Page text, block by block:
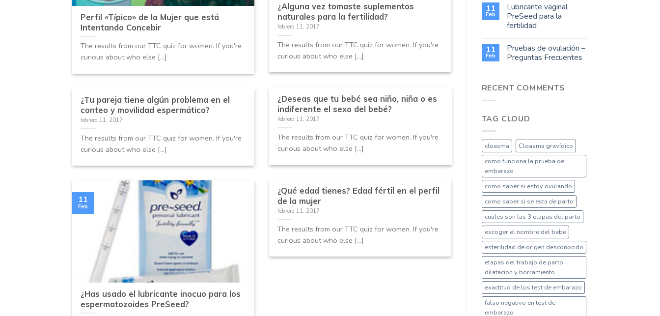
Perfil «Típico» de la Mujer que está
Intentando Concebir
The results from our TTC quiz for women. If you're
curious about who else [...]
¿Alguna vez tomaste suplementos
naturales para la fertilidad?
febrero 11, 2017
The results from our TTC quiz for women. If you're
curious about who else [...]
¿Deseas que tu bebé sea niño, niña o es
indiferente el sexo del bebé?
febrero 11, 2017
The results from our TTC quiz for women. If you're
curious about who else [...]
¿Tu pareja tiene algún problema en el
conteo y movilidad espermático?
febrero 11, 2017
The results from our TTC quiz for women. If you're
curious about who else [...]
¿Qué edad tienes? Edad fértil en el perfil
de la mujer
febrero 11, 2017
The results from our TTC quiz for women. If you're
curious about who else [...]
¿Has usado el lubricante inocuo para los
espermatozoides PreSeed?
11
Feb
11
Feb
Lubricante vaginal
PreSeed para la
fertilidad
11
Feb
Pruebas de ovulación –
Preguntas Frecuentes
RECENT COMMENTS
TAG CLOUD
cloasma
Cloasma gravídico
como funciona la prueba de
embarazo
como saber si estoy ovulando
como saber si se esta de parto
cuales son las 3 etapas del parto
escoger el nombre del bebe
esterilidad de origen desconocido
etapas del trabajo de parto
dilatacion y borramiento
exactitud de los test de embarazo
falso negativo en test de
embarazo